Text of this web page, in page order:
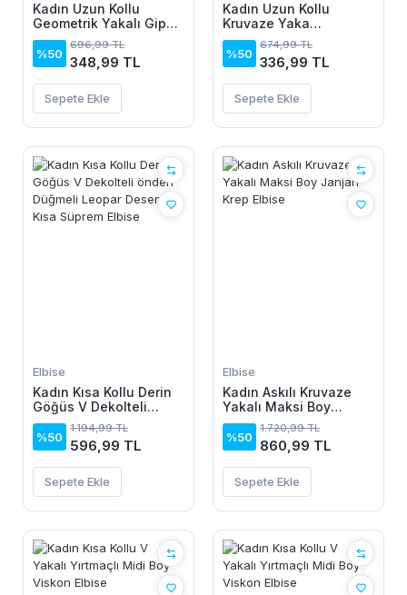
Kadın Uzun Kollu
Geometrik Yakalı Gipe
Detaylı Krep Bluz
%50
696,99 TL
348,99 TL
Sepete Ekle
Kadın Uzun Kollu
Kruvaze Yaka
Yanlardan Büzgülü
Kadife Elbise
%50
674,99 TL
336,99 TL
Sepete Ekle
Elbise
Kadın Kısa Kollu Derin
Göğüs V Dekolteli
önden Düğmeli Leopar
Desenli Kısa Süprem
Elbise
%50
1.194,99 TL
596,99 TL
Sepete Ekle
Elbise
Kadın Askılı Kruvaze
Yakalı Maksi Boy
Janjan Krep Elbise
%50
1.720,99 TL
860,99 TL
Sepete Ekle